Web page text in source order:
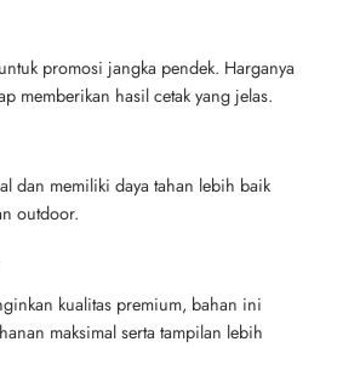
promosi jangka pendek. Harganya
memberikan hasil cetak yang jelas.
dan memiliki daya tahan lebih baik
outdoor.
kualitas premium, bahan ini
maksimal serta tampilan lebih